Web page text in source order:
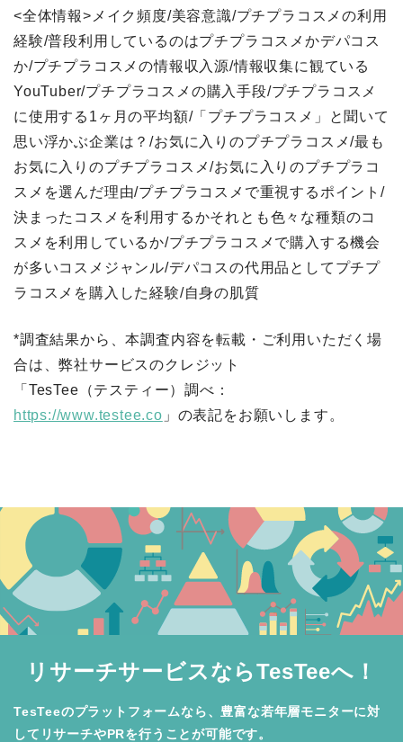
<全体情報>メイク頻度/美容意識/プチプラコスメの利用
経験/普段利用しているのはプチプラコスメかデパコス
か/プチプラコスメの情報収入源/情報収集に観ている
YouTuber/プチプラコスメの購入手段/プチプラコスメ
に使用する1ヶ月の平均額/「プチプラコスメ」と聞いて
思い浮かぶ企業は？/お気に入りのプチプラコスメ/最も
お気に入りのプチプラコスメ/お気に入りのプチプラコ
スメを選んだ理由/プチプラコスメで重視するポイント/
決まったコスメを利用するかそれとも色々な種類のコ
スメを利用しているか/プチプラコスメで購入する機会
が多いコスメジャンル/デパコスの代用品としてプチプ
ラコスメを購入した経験/自身の肌質
*調査結果から、本調査内容を転載・ご利用いただく場
合は、弊社サービスのクレジット
「TesTee（テスティー）調べ：
https://www.testee.co 」の表記をお願いします。
リサーチサービスならTesTeeへ！
TesTeeのプラットフォームなら、豊富な若年層モニターに対
してリサーチやPRを行うことが可能です。